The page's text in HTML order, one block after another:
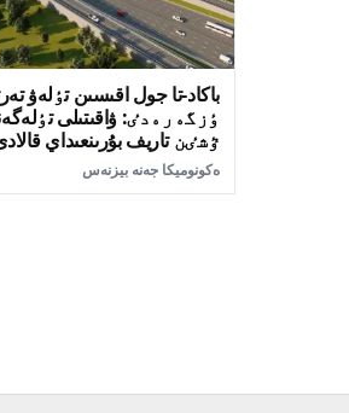
باكاد-تا جول اقىسىن تٶلەۋ
ٶزگەرەدٸ: ۋاقىتىلى
ٷشٸن تاريف بۇرىنعىداي
ەكونوميكا جەنە بيزنەس